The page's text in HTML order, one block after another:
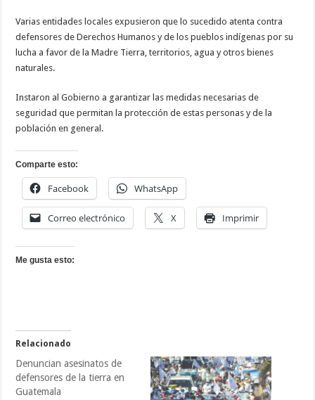
Varias entidades locales expusieron que lo sucedido atenta contra
defensores de Derechos Humanos y de los pueblos indígenas por su
lucha a favor de la Madre Tierra, territorios, agua y otros bienes
naturales.
Instaron al Gobierno a garantizar las medidas necesarias de
seguridad que permitan la protección de estas personas y de la
población en general.
Comparte esto:
Facebook WhatsApp
Correo electrónico X Imprimir
Me gusta esto:
Relacionado
Denuncian asesinatos de
defensores de la tierra en
Guatemala